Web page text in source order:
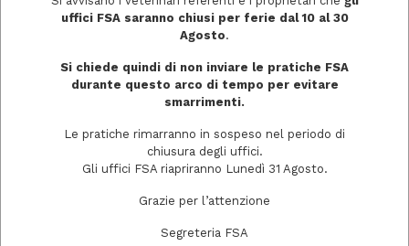
uffici FSA saranno chiusi per ferie dal 10 al 30
Agosto.
Si chiede quindi di non inviare le pratiche FSA
durante questo arco di tempo per evitare
smarrimenti.
Le pratiche rimarranno in sospeso nel periodo di
chiusura degli uffici.
Gli uffici FSA riapriranno Lunedì 31 Agosto.
Grazie per l’attenzione
Segreteria FSA